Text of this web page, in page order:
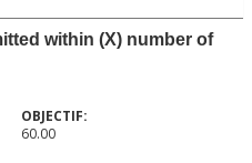
within (X) number of
60.00